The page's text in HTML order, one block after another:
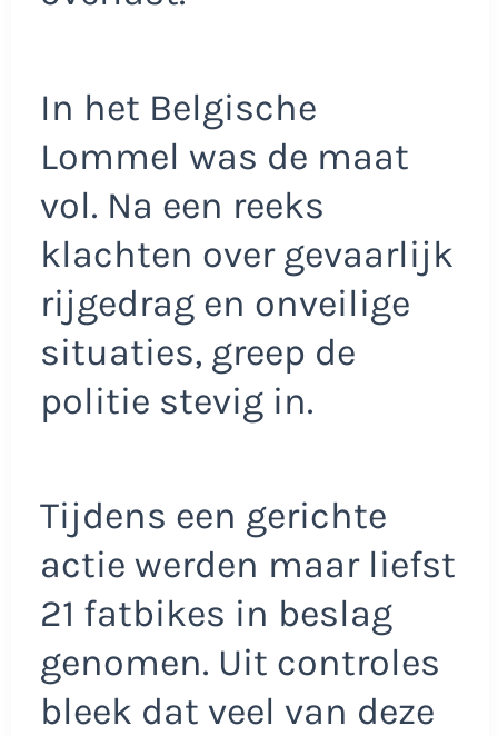
In het Belgische
Lommel was de maat
vol. Na een reeks
klachten over gevaarlijk
rijgedrag en onveilige
situaties, greep de
politie stevig in.
Tijdens een gerichte
actie werden maar liefst
21 fatbikes in beslag
genomen. Uit controles
bleek dat veel van deze